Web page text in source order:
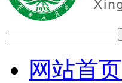
网站首页